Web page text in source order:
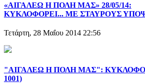
«ΑΙΓΑΛΕΩ Η ΠΟΛΗ ΜΑΣ» 28/05/14:
ΚΥΚΛΟΦΟΡΕΙ... ΜΕ ΣΤΑΥΡΟΥΣ
Τετάρτη, 28 Μαΐου 2014 22:56
"ΑΙΓΑΛΕΩ Η ΠΟΛΗ ΜΑΣ":
1001)